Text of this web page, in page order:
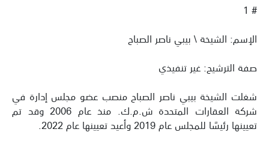
# 1
الإسم: الشيخة \ بيبي ناصر الصباح
صفة الترشيح: غير تنفيذي
شغلت الشيخة بيبي ناصر الصباح منصب عضو مجلس إدارة في
شركة العقارات المتحدة ش.م.ك. منذ عام 2006 وقد تم
تعيينها رئيسًا للمجلس عام 2019 وأعيد تعيينها عام 2022.